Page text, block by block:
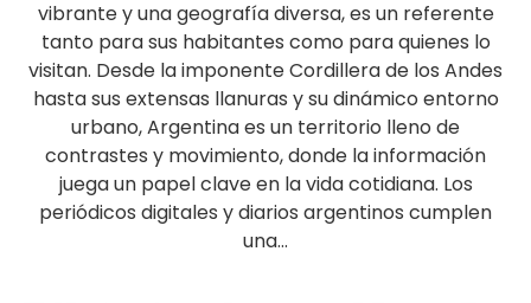
vibrante y una geografía diversa, es un referente
tanto para sus habitantes como para quienes lo
visitan. Desde la imponente Cordillera de los Andes
hasta sus extensas llanuras y su dinámico entorno
urbano, Argentina es un territorio lleno de
contrastes y movimiento, donde la información
juega un papel clave en la vida cotidiana. Los
periódicos digitales y diarios argentinos cumplen
una...